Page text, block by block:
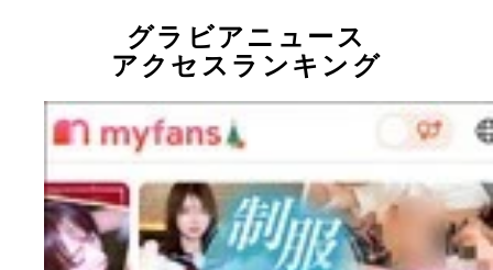
グラビアニュース
アクセスランキング